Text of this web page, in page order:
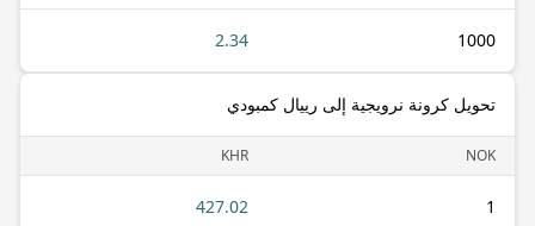
1000
2.34
تحويل كرونة نرويجية إلى رييال كمبودي
NOK
KHR
1
427.02